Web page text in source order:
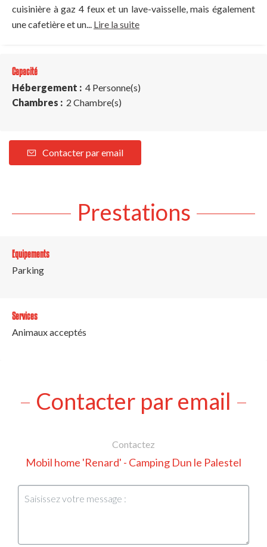
cuisinière à gaz 4 feux et un lave-vaisselle, mais également
une cafetière et un... Lire la suite
Capacité
Hébergement : 4 Personne(s)
Chambres : 2 Chambre(s)
Contacter par email
Prestations
Equipements
Parking
Services
Animaux acceptés
Contacter par email
Contactez
Mobil home 'Renard' - Camping Dun le Palestel